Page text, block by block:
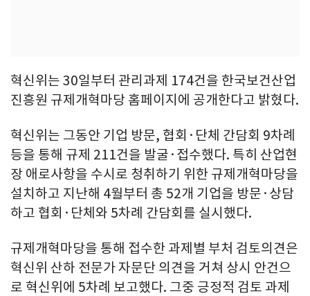
혁신위는 30일부터 관리과제 174건을 한국보건산업
진흥원 규제개혁마당 홈페이지에 공개한다고 밝혔다.
혁신위는 그동안 기업 방문, 협회·단체 간담회 9차례
등을 통해 규제 211건을 발굴·접수했다. 특히 산업현
장 애로사항을 수시로 청취하기 위한 규제개혁마당을
설치하고 지난해 4월부터 총 52개 기업을 방문·상담
하고 협회·단체와 5차례 간담회를 실시했다.
규제개혁마당을 통해 접수한 과제별 부처 검토의견은
혁신위 산하 전문가 자문단 의견을 거쳐 상시 안건으
로 혁신위에 5차례 보고했다. 그중 긍정적 검토 과제